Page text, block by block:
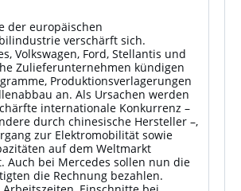
der europäischen
verschärft sich.
Volkswagen, Ford, Stellantis und
Zulieferunternehmen kündigen
Produktionsverlagerungen
an. Als Ursachen werden
internationale Konkurrenz –
durch chinesische Hersteller –,
zur Elektromobilität sowie
auf dem Weltmarkt
Auch bei Mercedes sollen nun die
die Rechnung bezahlen.